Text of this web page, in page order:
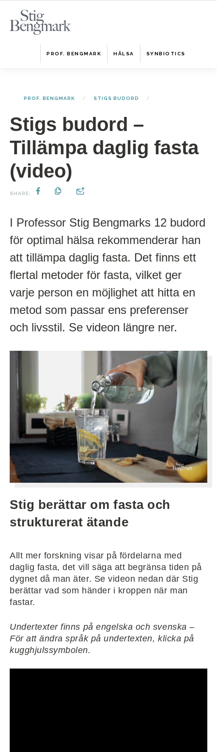
PROF. BENGMARK HÄLSA SYNBIOTICS
PROF. BENGMARK STIGS BUDORD
Stigs budord –
Tillämpa daglig fasta
(video)
SHARE:
I Professor Stig Bengmarks 12 budord
för optimal hälsa rekommenderar han
att tillämpa daglig fasta. Det finns ett
flertal metoder för fasta, vilket ger
varje person en möjlighet att hitta en
metod som passar ens preferenser
och livsstil. Se videon längre ner.
Stig berättar om fasta och
strukturerat ätande
Allt mer forskning visar på fördelarna med
daglig fasta, det vill säga att begränsa tiden på
dygnet då man äter. Se videon nedan där Stig
berättar vad som händer i kroppen när man
fastar.
Undertexter finns på engelska och svenska –
För att ändra språk på undertexten, klicka på
kugghjulssymbolen.